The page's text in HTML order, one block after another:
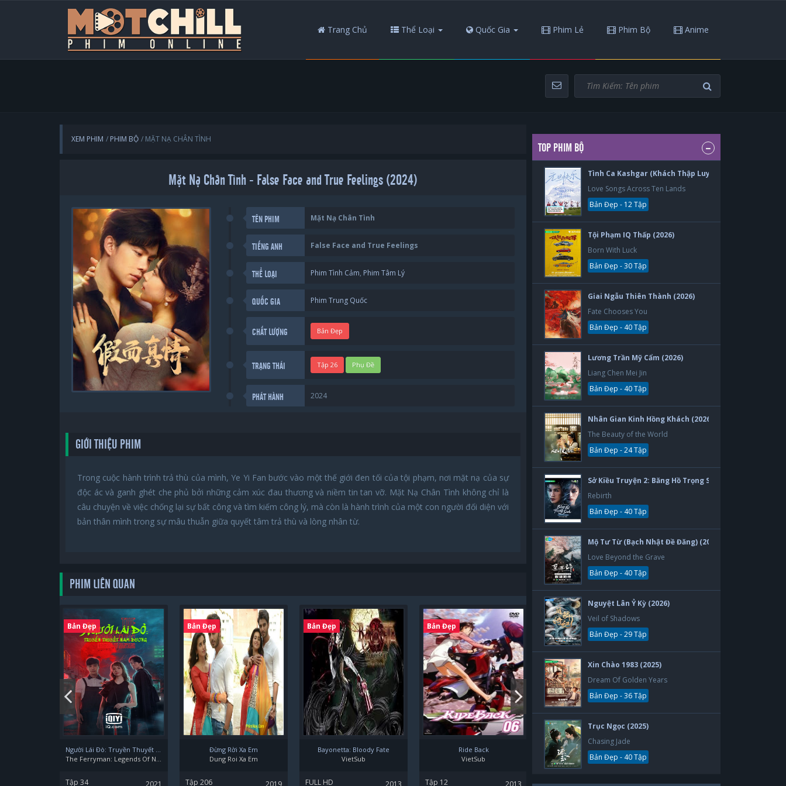
Trang Chủ Thể Loại Quốc Gia Phim Lẻ Phim Bộ Anime
XEM PHIM PHIM BỘ MẶT NẠ CHÂN TÌNH
Mặt Nạ Chân Tình - False Face and True Feelings (2024)
TÊN PHIM Mặt Nạ Chân Tình
TIẾNG ANH False Face and True Feelings
THỂ LOẠI Phim Tình Cảm, Phim Tâm Lý
QUỐC GIA Phim Trung Quốc
CHẤT LƯỢNG Bản Đẹp
TRẠNG THÁI Tập 26 Phụ Đề
PHÁT HÀNH 2024
GIỚI THIỆU PHIM
Trong cuộc hành trình trả thù của mình, Ye Yi Fan bước vào một thế giới đen tối của tội phạm, nơi mặt nạ của sự
độc ác và ganh ghét che phủ bởi những cảm xúc đau thương và niềm tin tan vỡ. Mặt Nạ Chân Tình không chỉ là
câu chuyện về việc chống lại sự bất công và tìm kiếm công lý, mà còn là hành trình của một con người đối diện với
bản thân mình trong sự mâu thuẫn giữa quyết tâm trả thù và lòng nhân từ.
PHIM LIÊN QUAN
Bản Đẹp
Tập 34 2021
Bản Đẹp
Đừng Rời Xa Em
Dung Roi Xa Em
Tập 206 2019
Bản Đẹp
Bayonetta: Bloody Fate
VietSub
FULL HD 2013
Bản Đẹp
Ride Back
VietSub
Tập 12 2013
Bản Đẹp
Thẻ Bạn Trai
Boyfriend Card
30 tập 2019 30 tập
TOP PHIM BỘ
Tình Ca Kashgar (Khách Thập Luyến Ca) (2026)
Love Songs Across Ten Lands
Bản Đẹp - 12 Tập
Tội Phạm IQ Thấp (2026)
Born With Luck
Bản Đẹp - 30 Tập
Giai Ngẫu Thiên Thành (2026)
Fate Chooses You
Bản Đẹp - 40 Tập
Lương Trần Mỹ Cẩm (2026)
Liang Chen Mei Jin
Bản Đẹp - 40 Tập
Nhân Gian Kinh Hồng Khách (2026)
The Beauty of the World
Bản Đẹp - 24 Tập
Sở Kiều Truyện 2: Băng Hồ Trọng Sinh (2026)
Rebirth
Bản Đẹp - 40 Tập
Mộ Tư Từ (Bạch Nhật Đề Đăng) (2026)
Love Beyond the Grave
Bản Đẹp - 40 Tập
Nguyệt Lân Ỷ Kỳ (2026)
Veil of Shadows
Bản Đẹp - 29 Tập
Xin Chào 1983 (2025)
Dream Of Golden Years
Bản Đẹp - 36 Tập
Trục Ngọc (2025)
Chasing Jade
Bản Đẹp - 40 Tập